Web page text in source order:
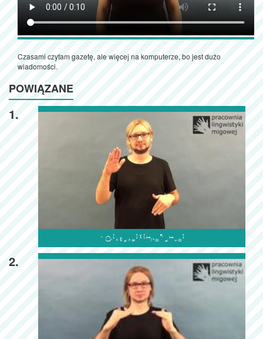
Czasami czytam gazetę, ale więcej na komputerze, bo jest dużo
wiadomości.
POWIĄZANE
1.

2.